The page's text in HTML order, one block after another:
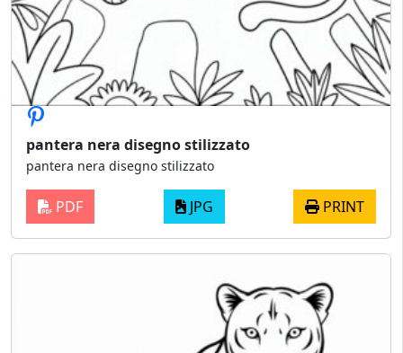
pantera nera disegno stilizzato
pantera nera disegno stilizzato
PDF JPG PRINT